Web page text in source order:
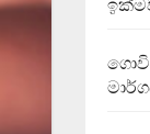
ගොවි